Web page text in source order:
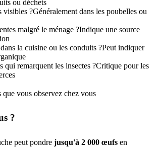
ou déchets
visibles ?Généralement dans les poubelles ou
malgré le ménage ?Indique une source
la cuisine ou les conduits ?Peut indiquer
qui remarquent les insectes ?Critique pour les
vous observez chez vous
?
peut pondre jusqu'à 2 000 œufs en